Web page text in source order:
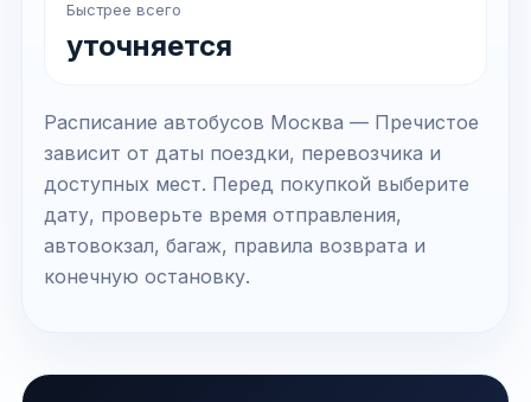
Быстрее всего
уточняется
Расписание автобусов Москва — Пречистое
зависит от даты поездки, перевозчика и
доступных мест. Перед покупкой выберите
дату, проверьте время отправления,
автовокзал, багаж, правила возврата и
конечную остановку.